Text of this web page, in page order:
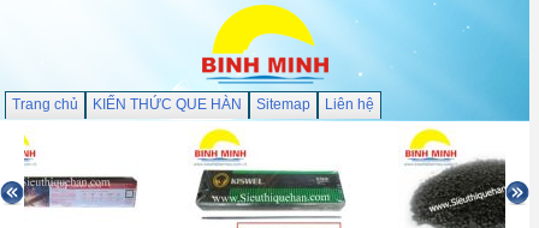
Trang chủ KIẾN THỨC QUE HÀN Sitemap Liên hệ